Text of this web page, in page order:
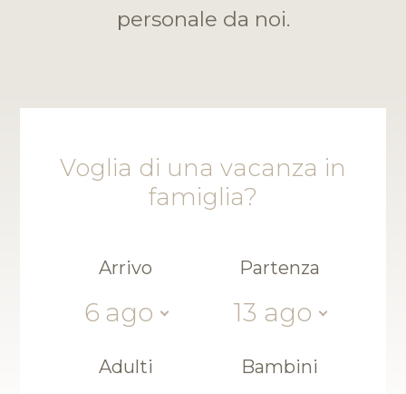
personale da noi.
Voglia di una vacanza in
famiglia?
Arrivo
6 ago
Partenza
13 ago
Adulti Bambini